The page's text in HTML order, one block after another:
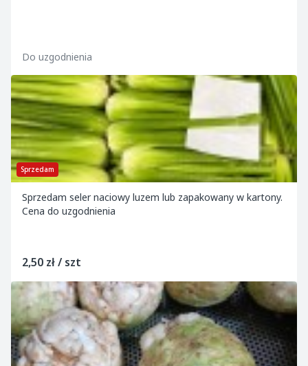
Do uzgodnienia
Sprzedam
Sprzedam seler naciowy luzem lub zapakowany w kartony.
Cena do uzgodnienia
2,50 zł / szt